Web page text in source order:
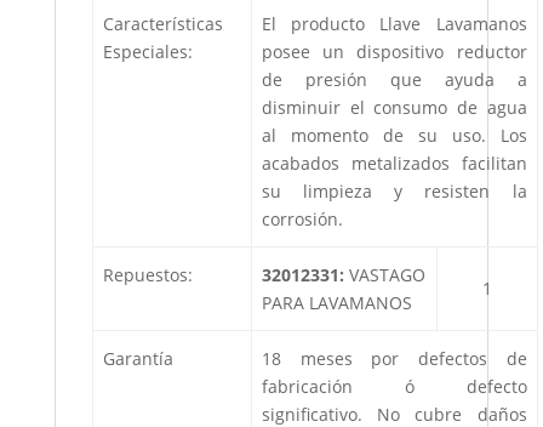
Características
Especiales:
El producto Llave Lavamanos
posee un dispositivo reductor
de presión que ayuda a
disminuir el consumo de agua
al momento de su uso. Los
acabados metalizados facilitan
su limpieza y resisten la
corrosión.
Repuestos: 32012331: VASTAGO
PARA LAVAMANOS
1
Garantía
18 meses por defectos de
fabricación ó defecto
significativo. No cubre daños